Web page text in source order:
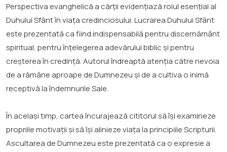
Perspectiva evanghelică a cărții evidențiază rolul esențial al
Duhului Sfânt în viața credinciosului. Lucrarea Duhului Sfânt
este prezentată ca fiind indispensabilă pentru discernământ
spiritual, pentru înțelegerea adevărului biblic și pentru
creșterea în credință. Autorul îndreaptă atenția către nevoia
de a rămâne aproape de Dumnezeu și de a cultiva o inimă
receptivă la îndemnurile Sale.
În același timp, cartea încurajează cititorul să își examineze
propriile motivații și să își alinieze viața la principiile Scripturii.
Ascultarea de Dumnezeu este prezentată ca o expresie a